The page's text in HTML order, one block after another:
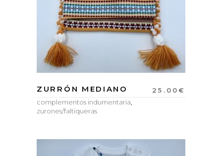
ZURRÓN MEDIANO 25.00€
complementos indumentaria,
zurones/faltiqueras